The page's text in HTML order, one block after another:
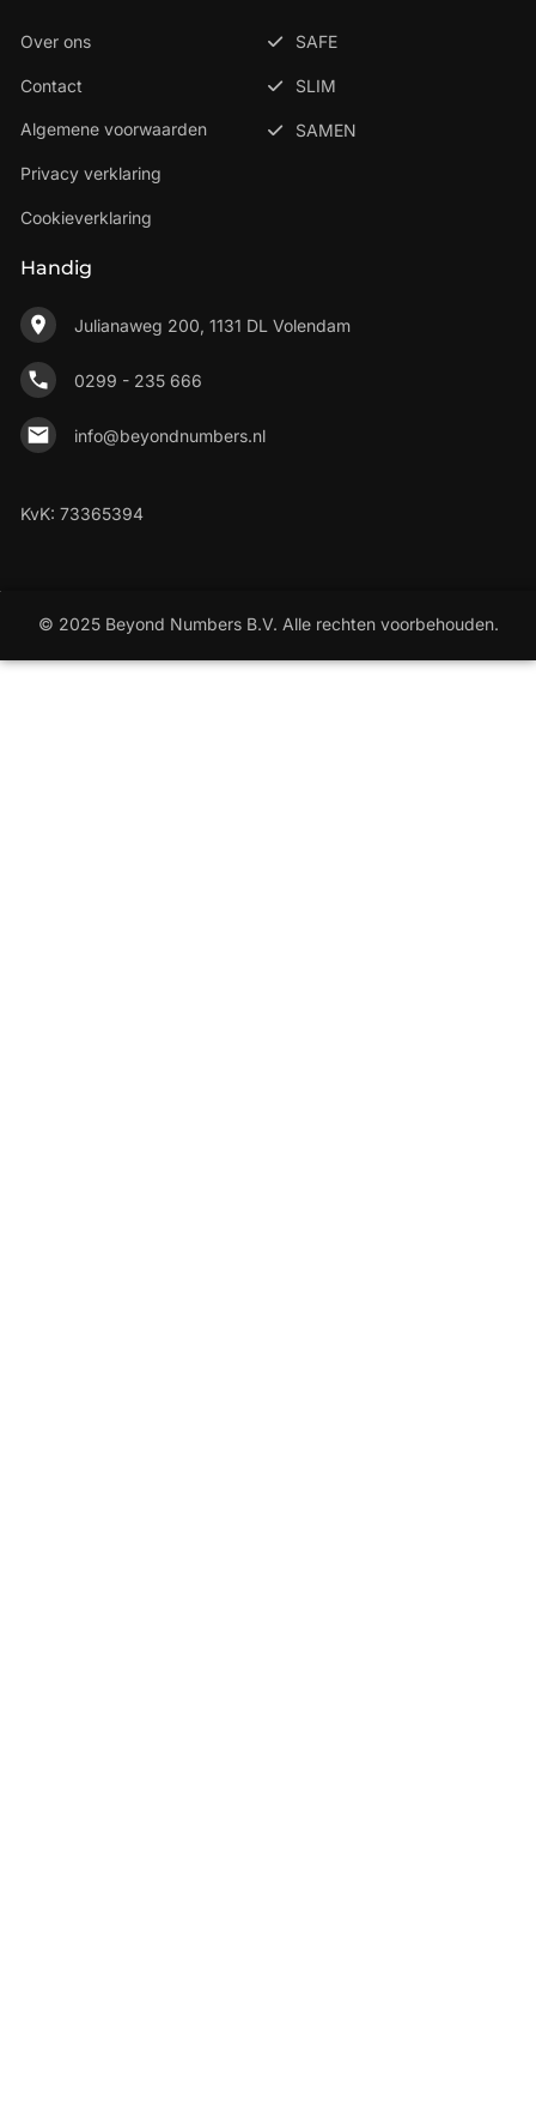
Over ons
Contact
Algemene voorwaarden
Privacy verklaring
Cookieverklaring
SAFE
SLIM
SAMEN
Handig
Julianaweg 200, 1131 DL Volendam
0299 - 235 666
info@beyondnumbers.nl
KvK: 73365394
© 2025 Beyond Numbers B.V. Alle rechten voorbehouden.